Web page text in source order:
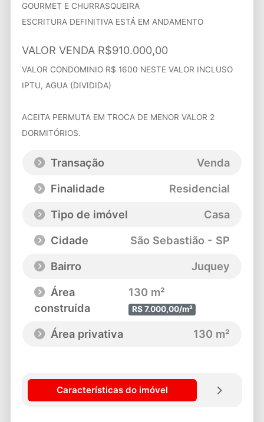
GOURMET E CHU­RRASQUEIRA
ESCRITURA DEFINITIVA ESTÁ EM ANDAMENTO
VALOR VENDA R$910.000,00
VALOR CONDOMINIO R$ 1600 NESTE VALOR​ INCLUSO
IPTU, AGUA (D­IVIDIDA)
ACEITA PERMUTA EM TROCA DE MENOR VALOR 2
DORMITÓRIOS.
Transação
Venda
Finalidade
Residencial
Tipo de imóvel
Casa
Cidade
São Sebastião - SP
Bairro
Juquey
Área
construída
130 m²
R$ 7.000,00/m²
Área privativa 130 m²
Características do imóvel